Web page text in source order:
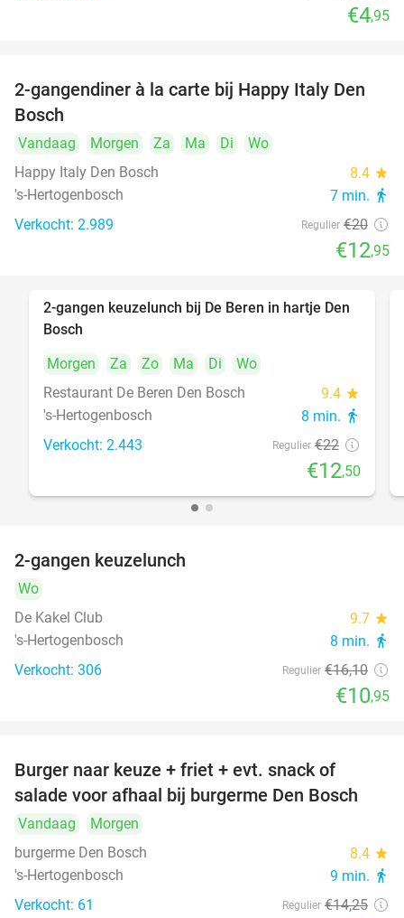
€4,95
35%
2-gangendiner à la carte bij Happy Italy Den
Bosch
Vandaag Morgen Za Ma Di
Wo
Happy Italy Den Bosch
8.4 star
's-Hertogenbosch 7 min. directions_walk
Verkocht: 2.989 Regulier €20
€12,95
43%
2-gangen keuzelunch bij De Beren in hartje Den
Bosch
Morgen
Za Zo Ma Di
Wo
Restaurant De Beren Den Bosch
9.4 star
's-Hertogenbosch 8 min. directions_walk
Verkocht: 2.443 Regulier €22
€12,50
2-gangen keuzelunch
Wo
De Kakel Club
9.7 star
's-Hertogenbosch 8 min. directions_walk
Verkocht: 306 Regulier €16,10
€10,95
Burger naar keuze + friet + evt. snack of
salade voor afhaal bij burgerme Den Bosch
Vandaag
Morgen
burgerme Den Bosch
8.4 star
's-Hertogenbosch 9 min. directions_walk
Verkocht: 61 Regulier €14,25